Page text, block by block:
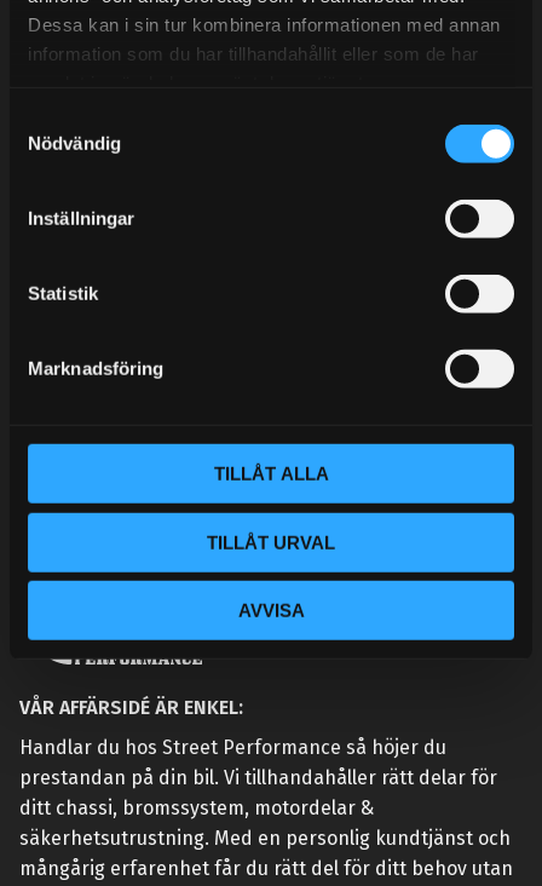
Dessa kan i sin tur kombinera informationen med annan
information som du har tillhandahållit eller som de har
Nödvändig
Inställningar
Statistik
Marknadsföring
TILLÅT ALLA
TILLÅT URVAL
AVVISA
E-post:info@streetperformance.se
BLOG
KONTAKTA OSS
MY PAGES
VÅR AFFÄRSIDÉ ÄR ENKEL:
Handlar du hos Street Performance så höjer du
prestandan på din bil. Vi tillhandahåller rätt delar för
ditt chassi, bromssystem, motordelar &
säkerhetsutrustning. Med en personlig kundtjänst och
mångårig erfarenhet får du rätt del för ditt behov utan